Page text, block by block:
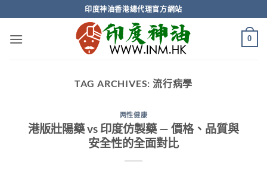
to
content
印度神油香港總代理官方網站
0
TAG ARCHIVES: 流行病學
两性健康
港版壯陽藥 vs 印度仿製藥 — 價格、品質與
安全性的全面對比